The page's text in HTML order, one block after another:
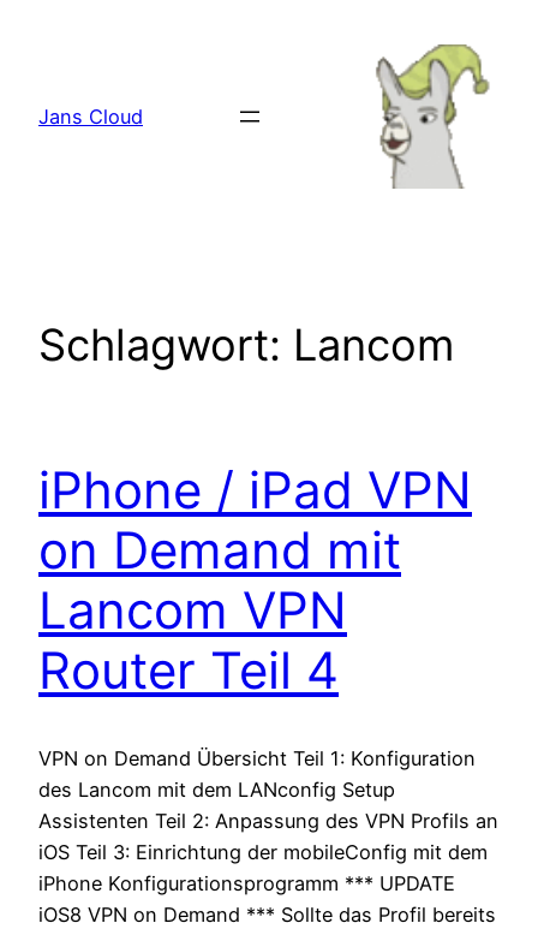
Jans Cloud
Schlagwort: Lancom
iPhone / iPad VPN
on Demand mit
Lancom VPN
Router Teil 4
VPN on Demand Übersicht Teil 1: Konfiguration
des Lancom mit dem LANconfig Setup
Assistenten Teil 2: Anpassung des VPN Profils an
iOS Teil 3: Einrichtung der mobileConfig mit dem
iPhone Konfigurationsprogramm *** UPDATE
iOS8 VPN on Demand *** Sollte das Profil bereits